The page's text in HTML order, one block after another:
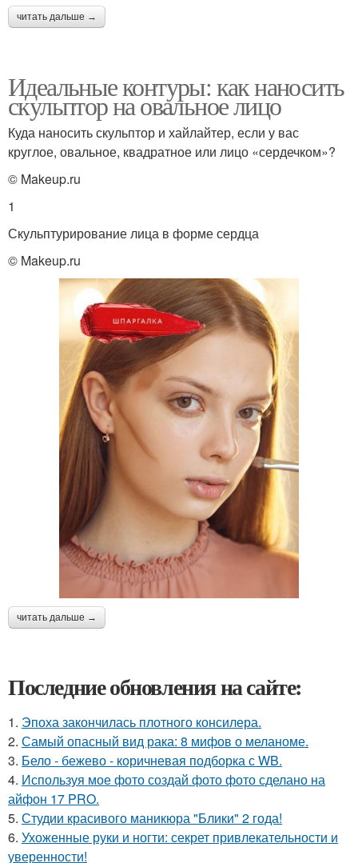
читать дальше →
Идеальные контуры: как наносить
скульптор на овальное лицо
Куда наносить скульптор и хайлайтер, если у вас
круглое, овальное, квадратное или лицо «сердечком»?
© Makeup.ru
1
Скульптурирование лица в форме сердца
© Makeup.ru
читать дальше →
Последние обновления на сайте:
1. Эпоха закончилась плотного консилера.
2. Самый опасный вид рака: 8 мифов о меланоме.
3. Бело - бежево - коричневая подборка с WB.
4. Используя мое фото создай фото фото сделано на
айфон 17 PRO.
5. Студии красивого маникюра "Блики" 2 года!
6. Ухоженные руки и ногти: секрет привлекательности и
уверенности!